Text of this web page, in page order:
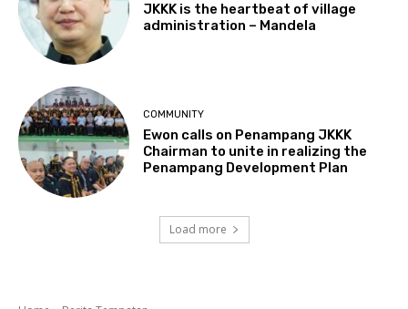
JKKK is the heartbeat of village
administration – Mandela
COMMUNITY
Ewon calls on Penampang JKKK
Chairman to unite in realizing the
Penampang Development Plan
Load more